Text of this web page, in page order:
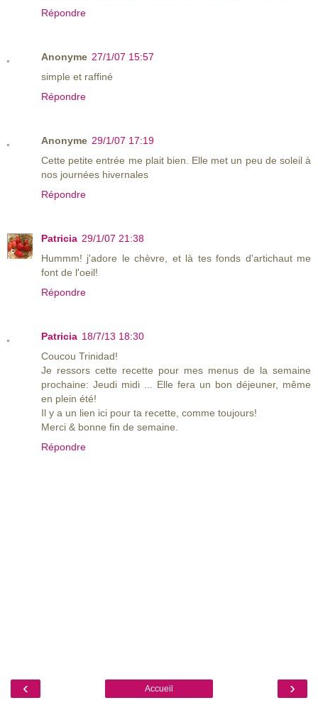
Répondre
Anonyme 27/1/07 15:57
simple et raffiné
Répondre
Anonyme 29/1/07 17:19
Cette petite entrée me plait bien. Elle met un peu de soleil à
nos journées hivernales
Répondre
Patricia 29/1/07 21:38
Hummm! j'adore le chèvre, et là tes fonds d'artichaut me
font de l'oeil!
Répondre
Patricia 18/7/13 18:30
Coucou Trinidad!
Je ressors cette recette pour mes menus de la semaine
prochaine: Jeudi midi ... Elle fera un bon déjeuner, même
en plein été!
Il y a un lien ici pour ta recette, comme toujours!
Merci & bonne fin de semaine.
Répondre
‹ ›
Accueil